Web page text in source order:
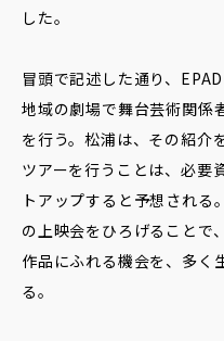
した。
冒頭で記述した通り、
地域の劇場で舞台芸術関係
を行う。松浦は、その紹介
ツアーを行うことは、必要
トアップすると予想される
の上映会をひろげることで
作品にふれる機会を、多く
る。